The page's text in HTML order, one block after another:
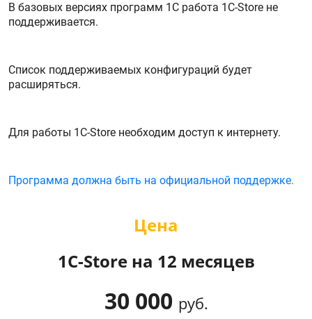
В базовых версиях программ 1С работа 1C-Store не
поддерживается.
Список поддерживаемых конфигураций будет
расширяться.
Для работы 1С-Store необходим доступ к интернету.
Программа должна быть на официальной поддержке.
Цена
1C-Store на 12 месяцев
30 000 руб.